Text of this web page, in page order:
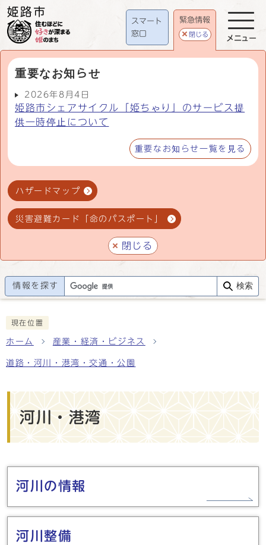
スマート
窓口
緊急情報
閉じる
重要なお知らせ
2026年8月4日
姫路市シェアサイクル「姫ちゃり」のサービス提
供一時停止について
重要なお知らせ一覧を見る
ハザードマップ
災害避難カード「命のパスポート」
閉じる
メニュー
情報を探す 検索
現在位置
ホーム 産業・経済・ビジネス
道路・河川・港湾・交通・公園
河川・港湾
メインメニュー
河川の情報
河川整備